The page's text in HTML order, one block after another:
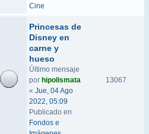
Cine
Princesas de
Disney en
carne y
hueso
Último mensaje
por hipolismata
« Jue, 04 Ago
2022, 05:09
Publicado en
Fondos e
13067